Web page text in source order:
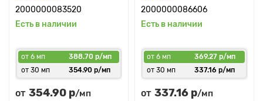
2000000083520
Есть в наличии
от 6 мп
388.70 р/мп
от 30 мп
354.90 р/мп
от 354.90 р/мп
2000000086606
Есть в наличии
от 6 мп
369.27 р/мп
от 30 мп
337.16 р/мп
от 337.16 р/мп